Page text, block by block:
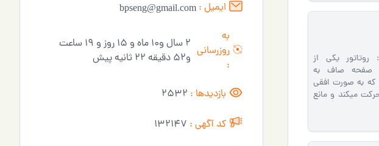
روتاتور یکی از
صفحه صاف به
به صورت افقی
میکند و مانع
ایمیل : bpseng@gmail.com
به
روزرسانی
:
2 سال و10 ماه و 15 روز و 19 ساعت
و52 دقیقه 22 ثانیه پیش
بازدیدها : 2532
کد آگهی : 132147